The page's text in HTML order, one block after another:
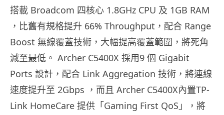
搭載 Broadcom 四核心 1.8GHz CPU 及 1GB RAM
，比舊有規格提升 66% Throughput，配合 Range
Boost 無線覆蓋技術，大幅提高覆蓋範圍，將死角
減至最低。 Archer C5400X 採用9 個 Gigabit
Ports 設計，配合 Link Aggregation 技術，將連線
速度提升至 2Gbps ，而且 Archer C5400X內置TP-
Link HomeCare 提供「Gaming First QoS」，將